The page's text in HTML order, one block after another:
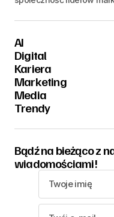
AI
Digital
Kariera
Marketing
Media
Trendy
Bądź na bieżąco z
wiadomościami!